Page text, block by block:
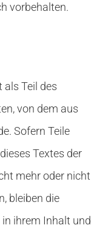
vorbehalten.
Teil des
von dem aus
Sofern Teile
Textes der
mehr oder nicht
bleiben die
ihrem Inhalt und